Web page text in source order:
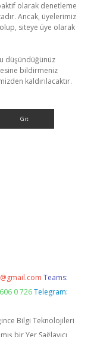
olarak denetleme
Ancak, üyelerimiz
siteye üye olarak
düşündüğünüz
bildirmeniz
kaldırılacaktır.
Teams:
0 726 Telegram:
Bilgi Teknolojileri
bir Yer Sağlayıcı